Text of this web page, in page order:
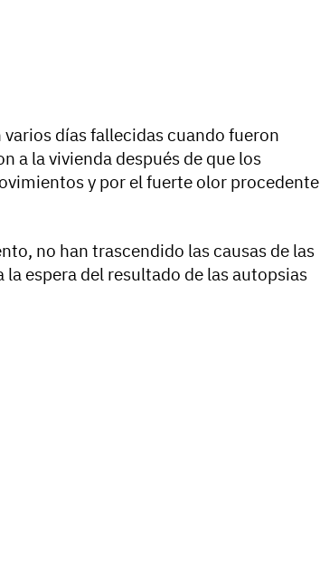
días fallecidas cuando fueron
a la vivienda después de que los
y por el fuerte olor procedente
no han trascendido las causas de las
espera del resultado de las autopsias